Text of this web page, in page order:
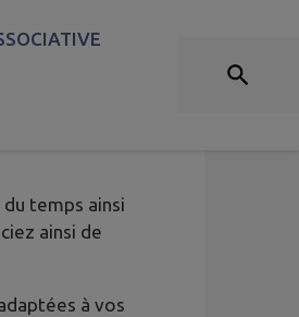
temps ainsi
ainsi de
à vos